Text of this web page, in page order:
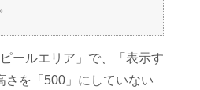
ールエリア」で、「表示す
さを「500」にしていない